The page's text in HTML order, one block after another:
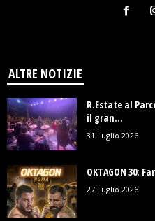
ALTRE NOTIZIE
R.Estate al
il gran...
31 Luglio 2026
OKTAGON 30:
27 Luglio 2026